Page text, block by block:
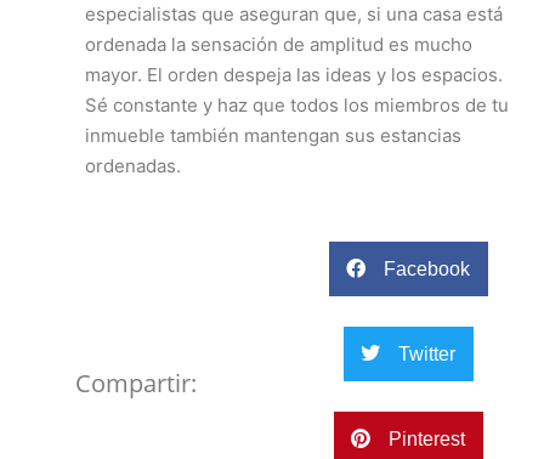
especialistas que aseguran que, si una casa está
ordenada la sensación de amplitud es mucho
mayor. El orden despeja las ideas y los espacios.
Sé constante y haz que todos los miembros de tu
inmueble también mantengan sus estancias
ordenadas.
Compartir:
Facebook
Twitter
Pinterest